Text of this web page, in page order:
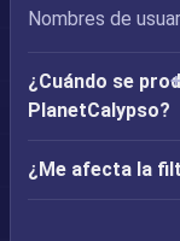
Nombres de
¿Cuándo se
PlanetCalypso?
¿Me afecta la